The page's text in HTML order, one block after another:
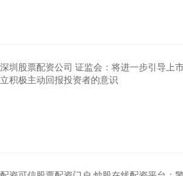
深圳股票配资公司 证监会：将进一步引导上
立积极主动回报投资者的意识